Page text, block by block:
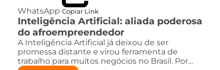
WhatsApp Copiar Link
Inteligência Artificial: aliada poderosa
do afroempreendedor
A Inteligência Artificial já deixou de ser
promessa distante e virou ferramenta de
trabalho para muitos negócios no Brasil. Por…